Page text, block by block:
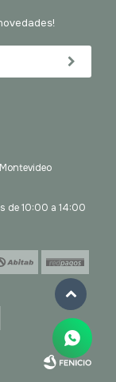
de 10:00 a 14:00